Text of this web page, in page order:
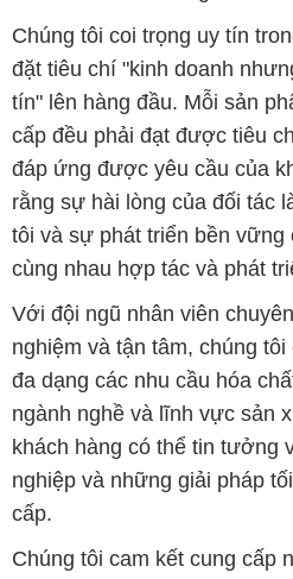
Chúng tôi coi trọng uy tín
đặt tiêu chí "kinh doanh
tín" lên hàng đầu. Mỗi sản
cấp đều phải đạt được tiêu
đáp ứng được yêu cầu của
rằng sự hài lòng của đối tác
tôi và sự phát triển bền
cùng nhau hợp tác và phát
Với đội ngũ nhân viên
nghiệm và tận tâm, chúng
đa dạng các nhu cầu hóa
ngành nghề và lĩnh vực sản
khách hàng có thể tin tưởng
nghiệp và những giải pháp
cấp.
Chúng tôi cam kết cung cấp